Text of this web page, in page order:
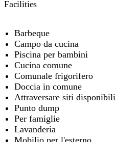
Facilities
Barbeque
Campo da cucina
Piscina per bambini
Cucina comune
Comunale frigorifero
Doccia in comune
Attraversare siti disponibili
Punto dump
Per famiglie
Lavanderia